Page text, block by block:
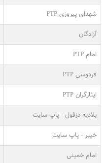
شهدای پیروزی PTP
آزادگان
امام PTP
فردوسی PTP
ایثارگران PTP
بلادیه دزفول - پاپ سایت
خیبر - پاپ سایت
امام خمینی